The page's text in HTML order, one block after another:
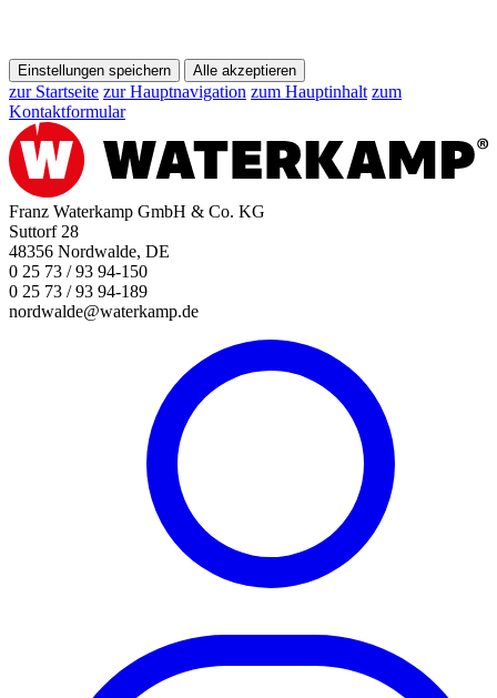
Einstellungen speichern Alle akzeptieren
zur Startseite zur Hauptnavigation zum Hauptinhalt zum
Kontaktformular
Franz Waterkamp GmbH & Co. KG
Suttorf 28
48356 Nordwalde, DE
0 25 73 / 93 94-150
0 25 73 / 93 94-189
nordwalde@waterkamp.de